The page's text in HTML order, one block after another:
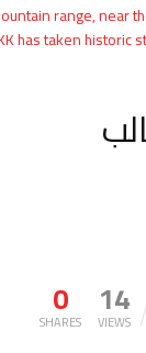
range,
has taken
0
SHARES 14
VIEWS